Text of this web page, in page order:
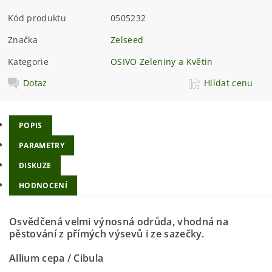
Kód produktu
0505232
Značka
Zelseed
Kategorie
OSIVO Zeleniny a Květin
Dotaz
Hlídat cenu
POPIS
PARAMETRY
DISKUZE
HODNOCENÍ
Osvědčená velmi výnosná odrůda, vhodná na
pěstování z přímých výsevů i ze sazečky.
Allium cepa / Cibula